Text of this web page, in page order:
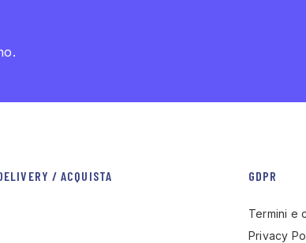
/ ACQUISTA GDPR
Termini e
Privacy